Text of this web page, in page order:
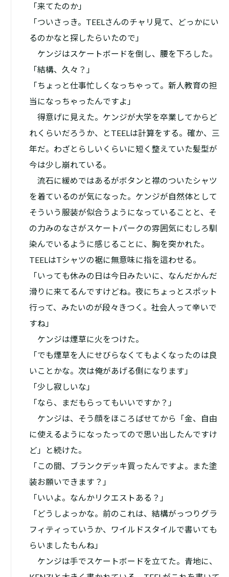
「来てたのか」
「ついさっき。TEELさんのチャリ見て、どっかにい
るのかなと探したらいたので」
ケンジはスケートボードを倒し、腰を下ろした。
「結構、久々？」
「ちょっと仕事忙しくなっちゃって。新人教育の担
当になっちゃったんですよ」
得意げに見えた。ケンジが大学を卒業してからど
れくらいだろうか、とTEELは計算をする。確か、三
年だ。わざとらしいくらいに短く整えていた髪型が
今は少し崩れている。
流石に緩めではあるがボタンと襟のついたシャツ
を着ているのが気になった。ケンジが自然体として
そういう服装が似合うようになっていることと、そ
の力みのなさがスケートパークの雰囲気にむしろ馴
染んでいるように感じることに、胸を突かれた。
TEELはTシャツの裾に無意味に指を這わせる。
「いっても休みの日は今日みたいに、なんだかんだ
滑りに来てるんですけどね。夜にちょっとスポット
行って、みたいのが段々きつく。社会人って辛いで
すね」
ケンジは煙草に火をつけた。
「でも煙草を人にせびらなくてもよくなったのは良
いことかな。次は俺があげる側になります」
「少し寂しいな」
「なら、まだもらってもいいですか？」
ケンジは、そう顔をほころばせてから「金、自由
に使えるようになったってので思い出したんですけ
ど」と続けた。
「この間、ブランクデッキ買ったんですよ。また塗
装お願いできます？」
「いいよ。なんかリクエストある？」
「どうしよっかな。前のこれは、結構がっつりグラ
フィティっていうか、ワイルドスタイルで書いても
らいましたもんね」
ケンジは手でスケートボードを立てた。青地に、